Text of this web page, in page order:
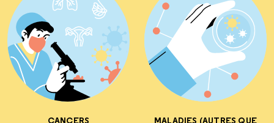
CANCERS MALADIES (AUTRES QUE